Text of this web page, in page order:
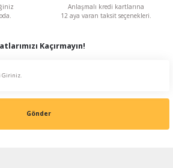
Anlaşmalı kredi kartlarına
12 aya varan taksit seçenekleri.
Kaçırmayın!
Gönder